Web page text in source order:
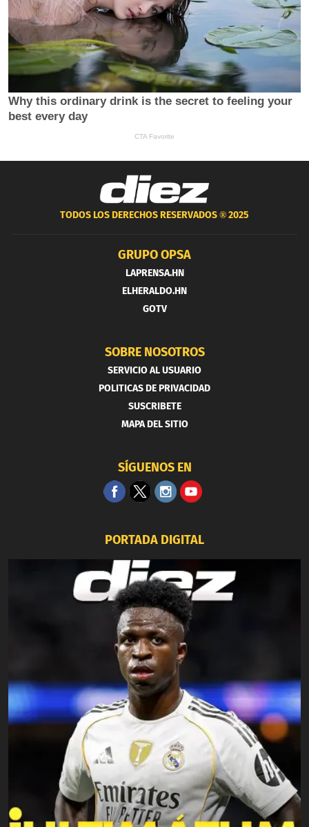
TODOS LOS DERECHOS RESERVADOS ®2025
GRUPO OPSA
LAPRENSA.HN
ELHERALDO.HN
GOTV
SOBRE NOSOTROS
SERVICIO AL USUARIO
POLITICAS DE PRIVACIDAD
SUSCRIBETE
MAPA DEL SITIO
SÍGUENOS EN
PORTADA DIGITAL